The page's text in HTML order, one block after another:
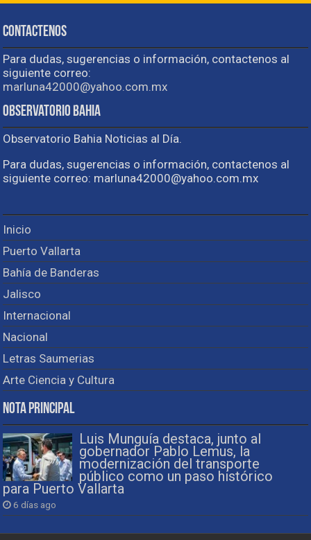
Contactenos
Para dudas, sugerencias o información, contactenos al
siguiente correo:
marluna42000@yahoo.com.mx
Observatorio Bahia
Observatorio Bahia Noticias al Día.
Para dudas, sugerencias o información, contactenos al
siguiente correo: marluna42000@yahoo.com.mx
Inicio
Puerto Vallarta
Bahía de Banderas
Jalisco
Internacional
Nacional
Letras Saumerias
Arte Ciencia y Cultura
Nota Principal
Luis Munguía destaca, junto al
gobernador Pablo Lemus, la
modernización del transporte
público como un paso histórico
para Puerto Vallarta
6 días ago